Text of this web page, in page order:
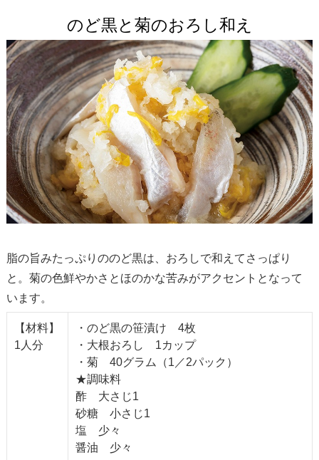
のど黒と菊のおろし和え
脂の旨みたっぷりののど黒は、おろしで和えてさっぱり
と。菊の色鮮やかさとほのかな苦みがアクセントとなって
います。
【材料】
1人分
・のど黒の笹漬け 4枚
・大根おろし 1カップ
・菊 40グラム（1／2パック）
★調味料
酢 大さじ1
砂糖 小さじ1
塩 少々
醤油 少々